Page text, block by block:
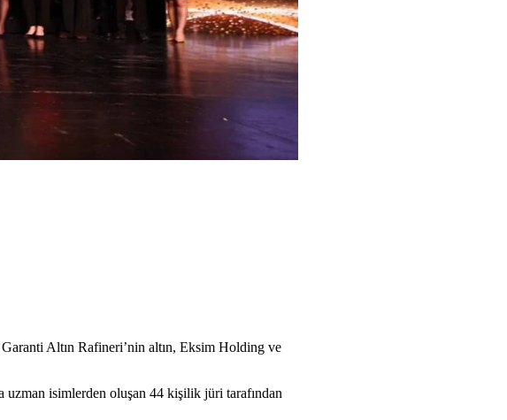
Altın Rafineri’nin altın, Eksim Holding ve
uzman isimlerden oluşan 44 kişilik jüri tarafından